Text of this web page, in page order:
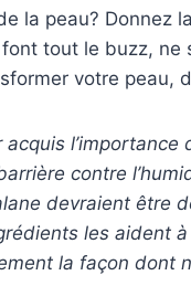
la peau? Donnez
tout le buzz, ne
votre peau,
l’importance
contre
devraient être
les aident
la façon dont